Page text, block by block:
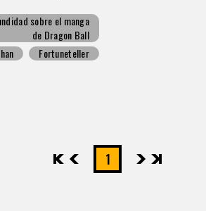
sobre el manga
de Dragon Ball
Fortuneteller
先頭 1 最後